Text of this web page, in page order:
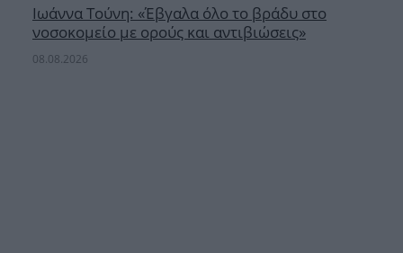
Ιωάννα Τούνη: «Έβγαλα όλο το βράδυ στο
νοσοκομείο με ορούς και αντιβιώσεις»
08.08.2026